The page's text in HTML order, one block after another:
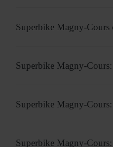
Superbike Magny-
Superbike Magny-Cours:
Superbike Magny-
Superbike Magny-